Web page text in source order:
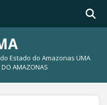
Estado do Amazonas UMA
AMAZONAS